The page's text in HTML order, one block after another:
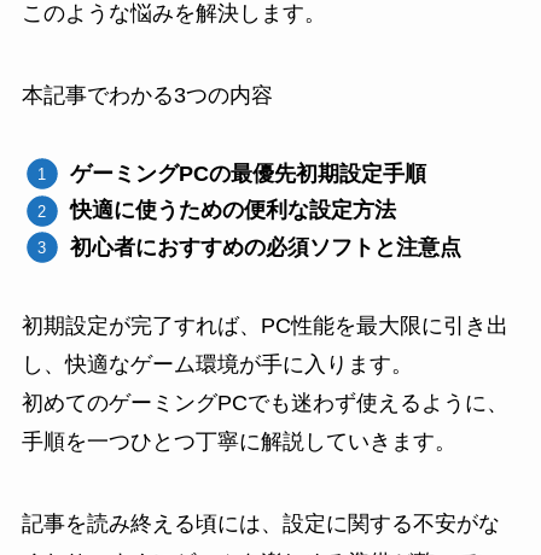
このような悩みを解決します。
本記事でわかる3つの内容
ゲーミングPCの最優先初期設定手順
快適に使うための便利な設定方法
初心者におすすめの必須ソフトと注意点
初期設定が完了すれば、PC性能を最大限に引き出
し、快適なゲーム環境が手に入ります。
初めてのゲーミングPCでも迷わず使えるように、
手順を一つひとつ丁寧に解説していきます。
記事を読み終える頃には、設定に関する不安がな